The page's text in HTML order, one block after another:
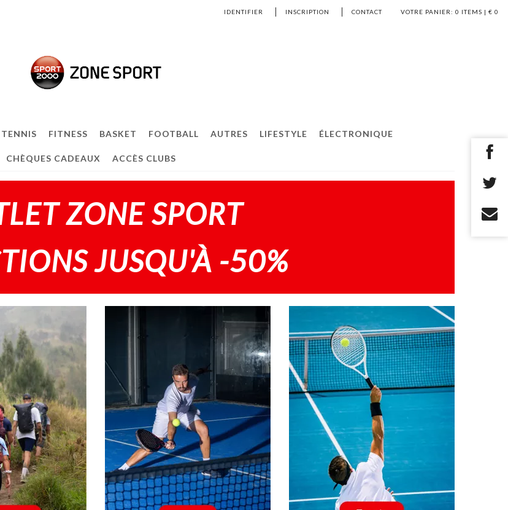
VOTRE PANIER: 0 ITEMS | € 0
IDENTIFIER INSCRIPTION CONTACT
TENNIS FITNESS BASKET FOOTBALL AUTRES LIFESTYLE ÉLECTRONIQUE
CHÈQUES CADEAUX ACCÈS CLUBS
ZONE SPORT
JUSQU'À -50%